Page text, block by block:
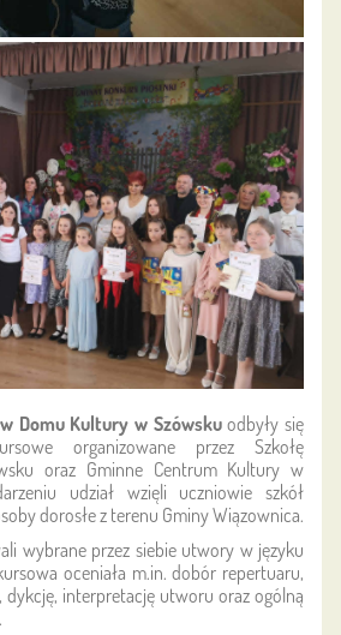
Domu Kultury w Szówskuodbyły się
organizowane przez Szkołę
oraz Gminne Centrum Kultury w
udział wzięli uczniowie szkół
dorosłe z terenu Gminy Wiązownica.
wybrane przez siebie utwory w języku
oceniała m.in. dobór repertuaru,
dykcję, interpretację utworu oraz ogólną